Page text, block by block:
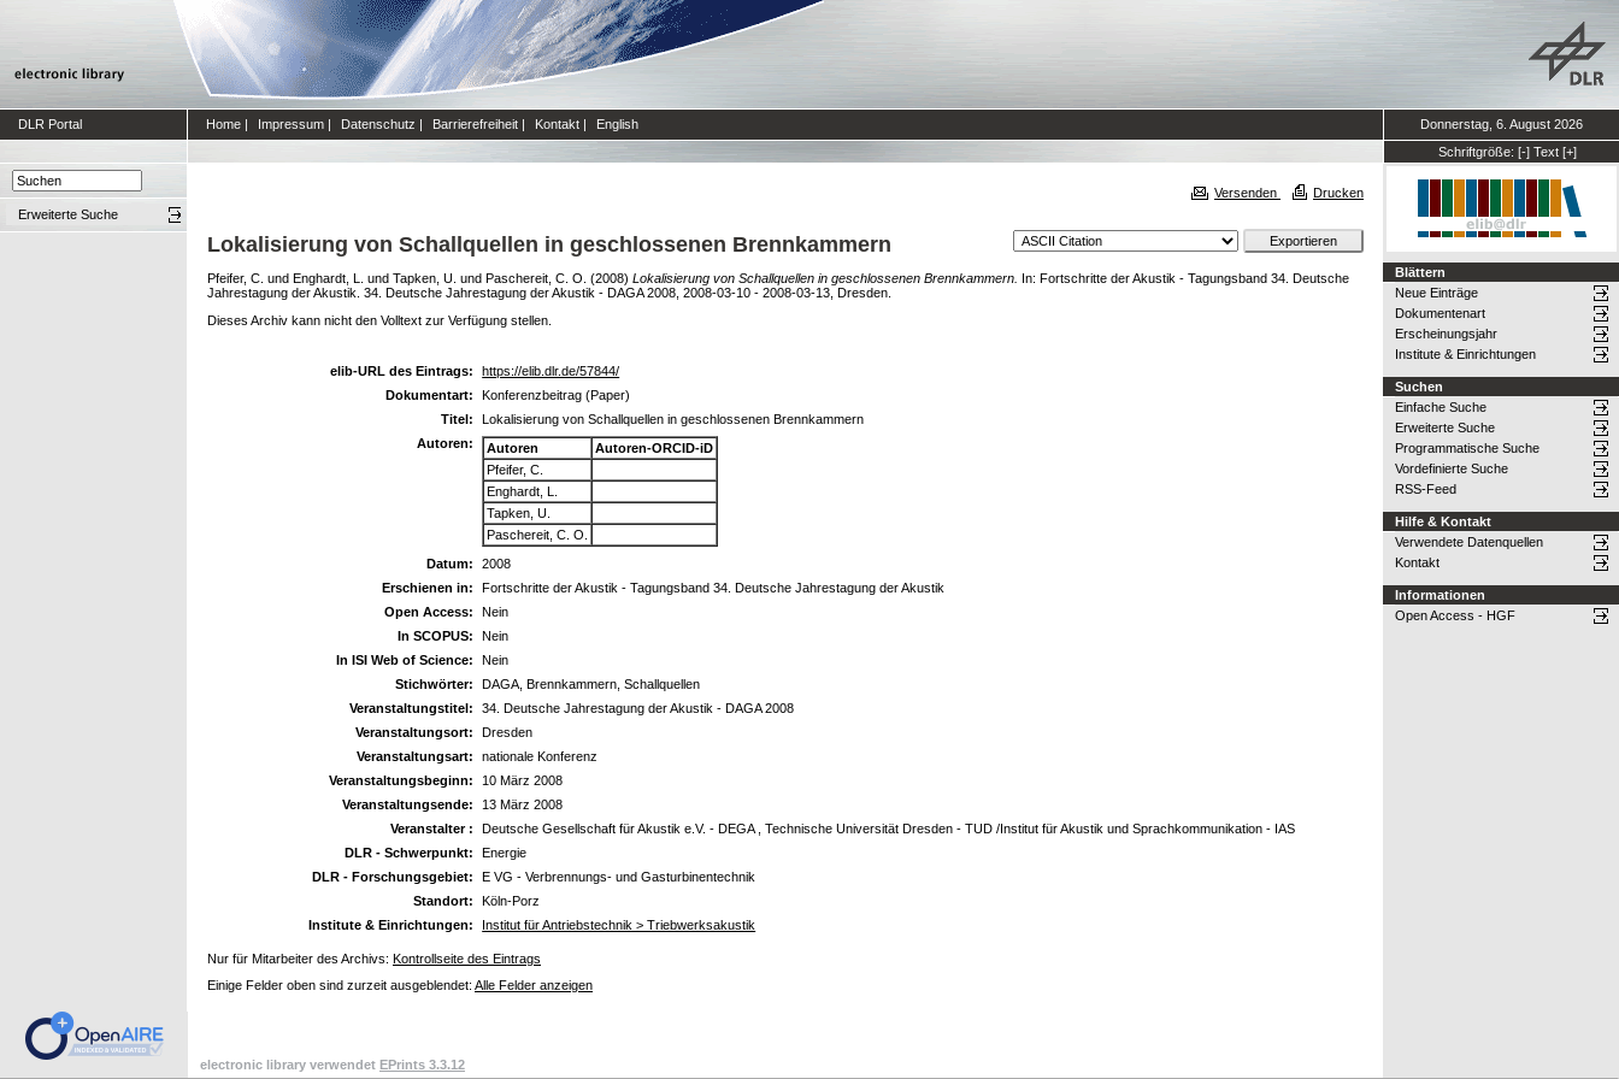
DLR Portal Home | Impressum | Datenschutz | Barrierefreiheit | Kontakt | English
Donnerstag, 6. August 2026
Schriftgröße: [-] Text [+]
Erweiterte Suche
Versenden Drucken
Lokalisierung von Schallquellen in geschlossenen Brennkammern
Pfeifer, C. und Enghardt, L. und Tapken, U. und Paschereit, C. O. (2008) Lokalisierung von Schallquellen in geschlossenen Brennkammern. In: Fortschritte der Akustik - Tagungsband 34. Deutsche
Jahrestagung der Akustik. 34. Deutsche Jahrestagung der Akustik - DAGA 2008, 2008-03-10 - 2008-03-13, Dresden.
Dieses Archiv kann nicht den Volltext zur Verfügung stellen.
elib-URL des Eintrags:
https://elib.dlr.de/57844/
Dokumentart:
Konferenzbeitrag (Paper)
Titel:
Lokalisierung von Schallquellen in geschlossenen Brennkammern
Autoren:
Autoren
Autoren-ORCID-iD
Pfeifer, C.
Enghardt, L.
Tapken, U.
Paschereit, C. O.
Datum:
2008
Erschienen in:
Fortschritte der Akustik - Tagungsband 34. Deutsche Jahrestagung der Akustik
Open Access:
Nein
In SCOPUS:
Nein
In ISI Web of Science:
Nein
Stichwörter:
DAGA, Brennkammern, Schallquellen
Veranstaltungstitel:
34. Deutsche Jahrestagung der Akustik - DAGA 2008
Veranstaltungsort:
Dresden
Veranstaltungsart:
nationale Konferenz
Veranstaltungsbeginn:
10 März 2008
Veranstaltungsende:
13 März 2008
Veranstalter :
Deutsche Gesellschaft für Akustik e.V. - DEGA , Technische Universität Dresden - TUD /Institut für Akustik und Sprachkommunikation - IAS
DLR - Schwerpunkt:
Energie
DLR - Forschungsgebiet:
E VG - Verbrennungs- und Gasturbinentechnik
Standort:
Köln-Porz
Institute & Einrichtungen:
Institut für Antriebstechnik > Triebwerksakustik
Nur für Mitarbeiter des Archivs: Kontrollseite des Eintrags
Einige Felder oben sind zurzeit ausgeblendet: Alle Felder anzeigen
Blättern
Neue Einträge
Dokumentenart
Erscheinungsjahr
Institute & Einrichtungen
Suchen
Einfache Suche
Erweiterte Suche
Programmatische Suche
Vordefinierte Suche
RSS-Feed
Hilfe & Kontakt
Verwendete Datenquellen
Kontakt
Informationen
Open Access - HGF
electronic library verwendet EPrints 3.3.12